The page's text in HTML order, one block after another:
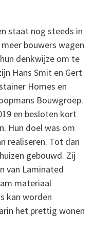
staat nog steeds in
bouwers wagen
denkwijze om te
Hans Smit en Gert
Homes en
Bouwgroep.
en besloten kort
Hun doel was om
realiseren. Tot dan
gebouwd. Zij
van Laminated
materiaal
kan worden
het prettig wonen